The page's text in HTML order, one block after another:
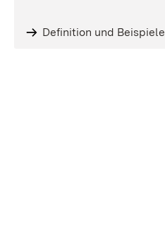
Definition und Beispiele